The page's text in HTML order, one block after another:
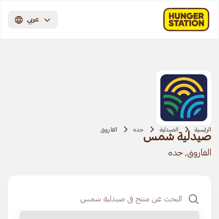
عربي
الرئيسية الصيدلية جده الفاروق
صيدلية شمس
الفاروق, جده